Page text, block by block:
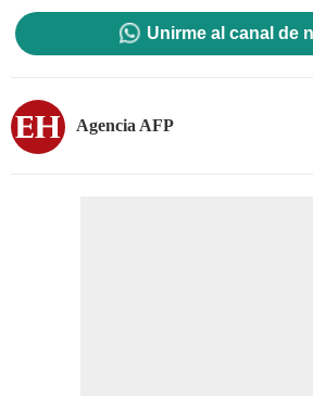
Unirme al canal de
Agencia AFP